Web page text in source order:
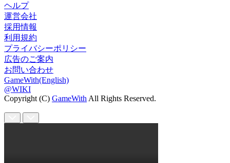
ヘルプ
運営会社
採用情報
利用規約
プライバシーポリシー
広告のご案内
お問い合わせ
GameWith(English)
@WIKI
Copyright (C) GameWith All Rights Reserved.